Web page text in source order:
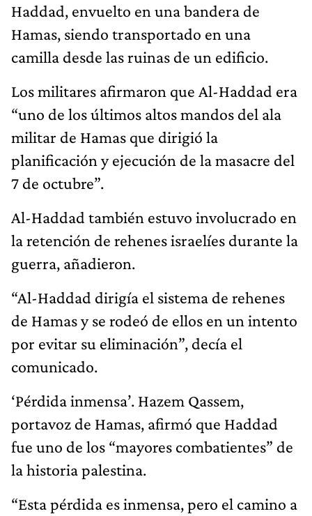
Haddad, envuelto en una bandera de
Hamas, siendo transportado en una
camilla desde las ruinas de un edificio.
Los militares afirmaron que Al-Haddad era
“uno de los últimos altos mandos del ala
militar de Hamas que dirigió la
planificación y ejecución de la masacre del
7 de octubre”.
Al-Haddad también estuvo involucrado en
la retención de rehenes israelíes durante la
guerra, añadieron.
“Al-Haddad dirigía el sistema de rehenes
de Hamas y se rodeó de ellos en un intento
por evitar su eliminación”, decía el
comunicado.
‘Pérdida inmensa’. Hazem Qassem,
portavoz de Hamas, afirmó que Haddad
fue uno de los “mayores combatientes” de
la historia palestina.
“Esta pérdida es inmensa, pero el camino a